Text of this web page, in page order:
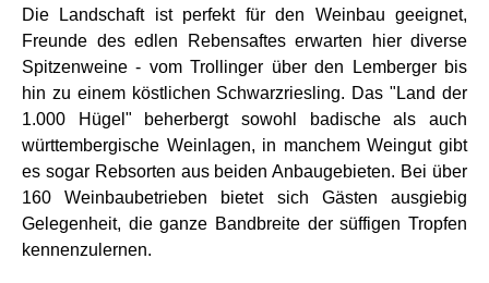
Die Landschaft ist perfekt für den Weinbau geeignet,
Freunde des edlen Rebensaftes erwarten hier diverse
Spitzenweine - vom Trollinger über den Lemberger bis
hin zu einem köstlichen Schwarzriesling. Das "Land der
1.000 Hügel" beherbergt sowohl badische als auch
württembergische Weinlagen, in manchem Weingut gibt
es sogar Rebsorten aus beiden Anbaugebieten. Bei über
160 Weinbaubetrieben bietet sich Gästen ausgiebig
Gelegenheit, die ganze Bandbreite der süffigen Tropfen
kennenzulernen.